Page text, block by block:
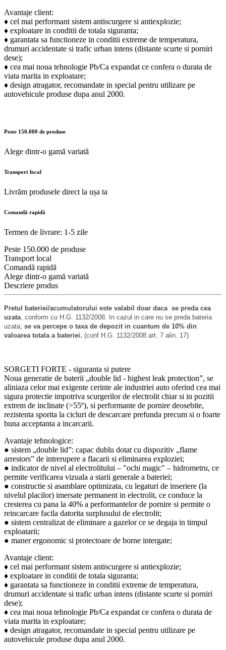
Avantaje client:
♦ cel mai performant sistem antiscurgere si antiexplozie;
♦ exploatare in conditii de totala siguranta;
♦ garantata sa functioneze in conditii extreme de temperatura,
drumuri accidentate si trafic urban intens (distante scurte si porniri
dese);
♦ cea mai noua tehnologie Pb/Ca expandat ce confera o durata de
viata marita in exploatare;
♦ design atragator, recomandate in special pentru utilizare pe
autovehicule produse dupa anul 2000.
Peste 150.000 de produse
Alege dintr-o gamă variată
Transport local
Livrăm produsele direct la ușa ta
Comandă rapidă
Termen de livrare: 1-5 zile
Peste 150.000 de produse
Transport local
Comandă rapidă
Alege dintr-o gamă variată
Descriere produs
Pretul bateriei/acumulatorului este valabil doar daca se preda cea
uzata , conform cu H.G. 1132/2008. In cazul in care nu se preda bateria
uzata, se va percepe o taxa de depozit in cuantum de 10% din
valoarea totala a bateriei. (conf H.G. 1132/2008 art. 7 alin. 17)
SORGETI FORTE - siguranta si putere
Noua generatie de baterii „double lid - highest leak protection”, se
aliniaza celor mai exigente cerinte ale industriei auto oferind cea mai
sigura protectie impotriva scurgerilor de electrolit chiar si in pozitii
extrem de inclinate (>55º), si performante de pornire deosebite,
rezistenta sporita la cicluri de descarcare prefunda precum si o foarte
buna acceptanta a incarcarii.
Avantaje tehnologice:
● sistem „double lid”: capac dublu dotat cu dispozitiv „flame
arrestors” de intrerupere a flacarii si eliminarea exploziei;
● indicator de nivel al electrolitului – "ochi magic" – hidrometru, ce
permite verificarea vizuala a starii generale a bateriei;
● constructie si asamblare optimizata, cu legaturi de inseriere (la
nivelul placilor) imersate permanent in electrolit, ce conduce la
cresterea cu pana la 40% a performantelor de pornire si permite o
reincarcare facila datorita surplusului de electrolit;
● sistem centralizat de eliminare a gazelor ce se degaja in timpul
exploatarii;
● maner ergonomic si protectoare de borne intergate;
Avantaje client:
♦ cel mai performant sistem antiscurgere si antiexplozie;
♦ exploatare in conditii de totala siguranta;
♦ garantata sa functioneze in conditii extreme de temperatura,
drumuri accidentate si trafic urban intens (distante scurte si porniri
dese);
♦ cea mai noua tehnologie Pb/Ca expandat ce confera o durata de
viata marita in exploatare;
♦ design atragator, recomandate in special pentru utilizare pe
autovehicule produse dupa anul 2000.